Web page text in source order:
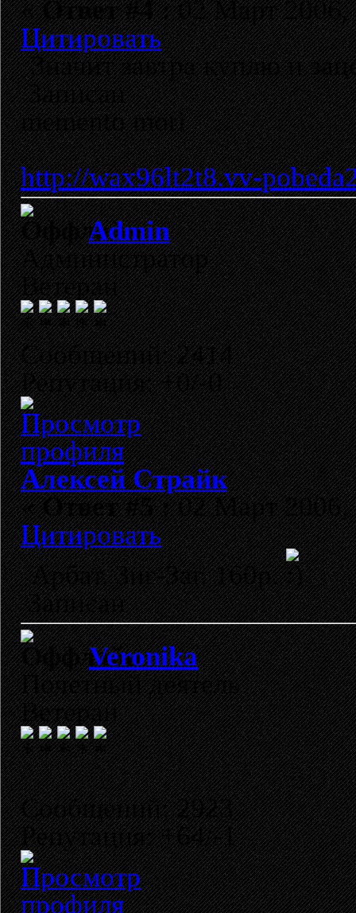
«Ответ #4 :02 Март 2006,
Цитировать
Значит завтра куплю и
Записан
memento mori
http://wax96lt2t8.vv-
Admin
Администратор
Ветеран
Сообщений: 2414
Репутация: +0/-0
Алексей Страйк
«Ответ #5 :02 Март 2006,
Цитировать
Арбат, Зиг-Заг, 160р.
Записан
Veronika
Почетный деятель
Ветеран
Сообщений: 2923
Репутация: +64/-1